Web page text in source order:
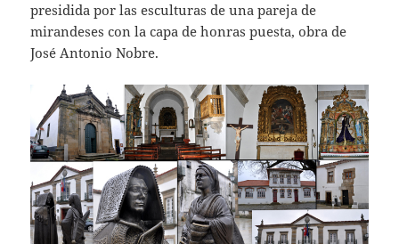
presidida por las esculturas de una pareja de
mirandeses con la capa de honras puesta, obra de
José Antonio Nobre.